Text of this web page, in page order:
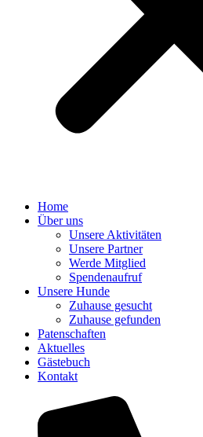
Home
Über uns
Unsere Aktivitäten
Unsere Partner
Werde Mitglied
Spendenaufruf
Unsere Hunde
Zuhause gesucht
Zuhause gefunden
Patenschaften
Aktuelles
Gästebuch
Kontakt